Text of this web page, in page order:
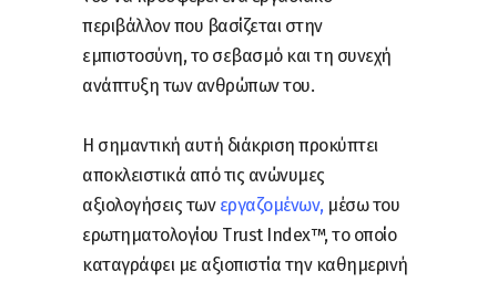
περιβάλλον που βασίζεται στην
εμπιστοσύνη, το σεβασμό και τη συνεχή
ανάπτυξη των ανθρώπων του.
Η σημαντική αυτή διάκριση προκύπτει
αποκλειστικά από τις ανώνυμες
αξιολογήσεις των εργαζομένων, μέσω του
ερωτηματολογίου Trust Index™, το οποίο
καταγράφει με αξιοπιστία την καθημερινή